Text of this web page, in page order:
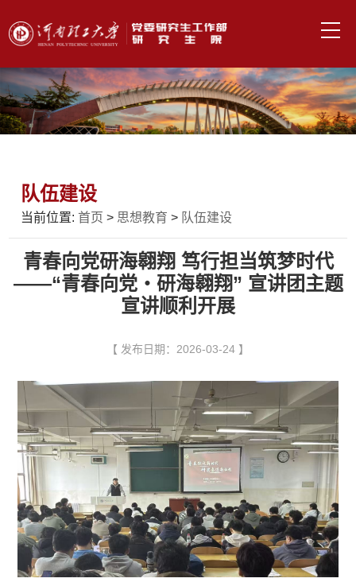
队伍建设
当前位置: 首页 > 思想教育 > 队伍建设
青春向党研海翱翔 笃行担当筑梦时代
——“青春向党・研海翱翔” 宣讲团主题
宣讲顺利开展
【 发布日期：2026-03-24 】